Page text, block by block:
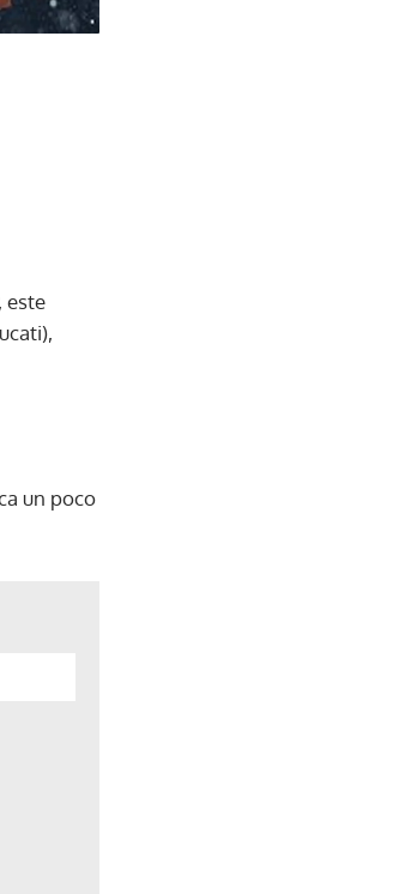
este
un poco